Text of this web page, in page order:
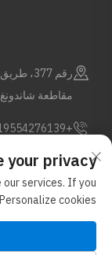
رقم
مقاطعة
+86-19554276139
[email protected]
حقوق الطبع والنشر ©
محفوظة (ضمن مجموعة
your privacy
services. If you
cookies.